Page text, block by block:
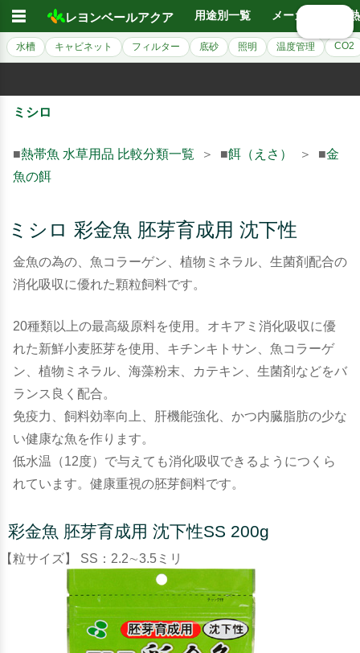
☰ レヨンベールアクア 用途別一覧 メーカー別
水槽 キャビネット フィルター 底砂 照明 温度管理 CO2
ミシロ
■熱帯魚 水草用品 比較分類一覧 ＞ ■餌（えさ） ＞ ■金
魚の餌
ミシロ 彩金魚 胚芽育成用 沈下性
金魚の為の、魚コラーゲン、植物ミネラル、生菌剤配合の
消化吸収に優れた顆粒飼料です。
20種類以上の最高級原料を使用。オキアミ消化吸収に優
れた新鮮小麦胚芽を使用、キチンキトサン、魚コラーゲ
ン、植物ミネラル、海藻粉末、カテキン、生菌剤などをバ
ランス良く配合。
免疫力、飼料効率向上、肝機能強化、かつ内臓脂肪の少な
い健康な魚を作ります。
低水温（12度）で与えても消化吸収できるようにつくら
れています。健康重視の胚芽飼料です。
彩金魚 胚芽育成用 沈下性SS 200g
【粒サイズ】 SS：2.2∼3.5ミリ